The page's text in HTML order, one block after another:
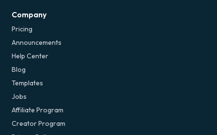
Company
Pricing
Announcements
Help Center
Blog
Templates
Jobs
Affiliate Program
Creator Program